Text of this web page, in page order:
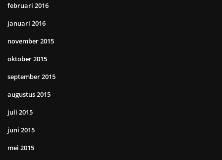
februari 2016
januari 2016
november 2015
oktober 2015
september 2015
augustus 2015
juli 2015
juni 2015
mei 2015